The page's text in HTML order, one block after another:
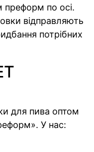
преформ по осі.
відправляють
потрібних
для пива оптом
У нас: